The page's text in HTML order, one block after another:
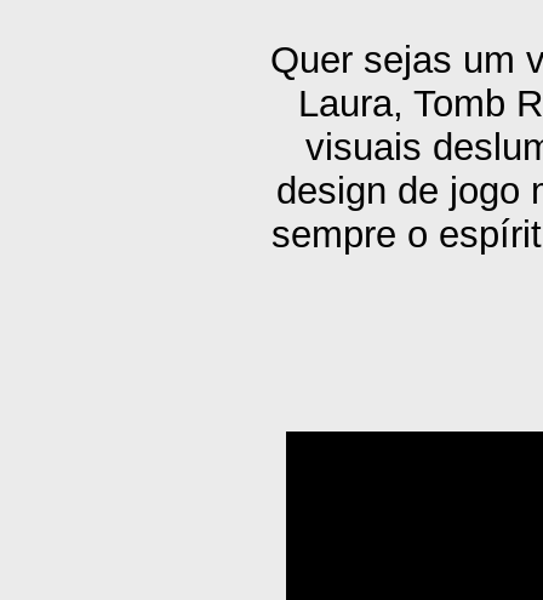
Quer sejas um
Laura, Tomb
visuais
design de jogo
sempre o